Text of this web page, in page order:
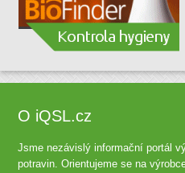
O iQSL.cz
Jsme nezávislý informační portál
potravin. Orientujeme se na